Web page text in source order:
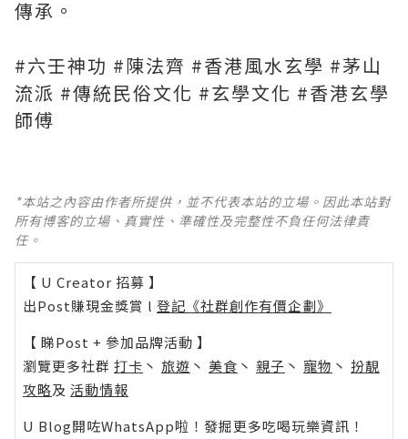
傳承。
#六壬神功 #陳法齊 #香港風水玄學 #茅山
流派 #傳統民俗文化 #玄學文化 #香港玄學
師傅
*本站之內容由作者所提供，並不代表本站的立場。因此本站對
所有博客的立場、真實性、準確性及完整性不負任何法律責
任。
【 U Creator 招募 】
出Post賺現金獎賞 l 登記《社群創作有價企劃》
【 睇Post + 參加品牌活動 】
瀏覽更多社群 打卡 丶 旅遊 丶 美食 丶 親子 丶 寵物 丶 扮靚
攻略及 活動情報
U Blog開咗WhatsApp啦！發掘更多吃喝玩樂資訊！